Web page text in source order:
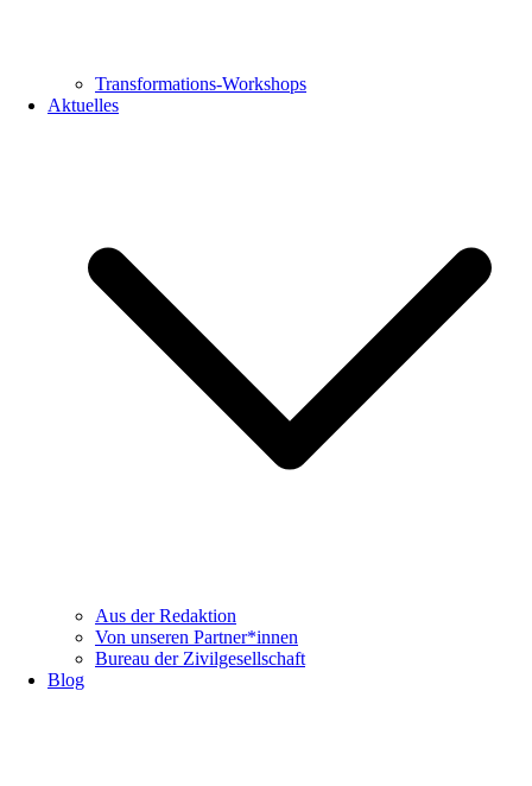
Transformations-Workshops
Aktuelles
Aus der Redaktion
Von unseren Partner*innen
Bureau der Zivilgesellschaft
Blog